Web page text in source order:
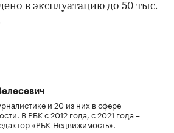
в эксплуатацию до 50 тыс.
и 20 из них в сфере
В РБК с 2012 года, с 2021 года –
«РБК-Недвижимость».